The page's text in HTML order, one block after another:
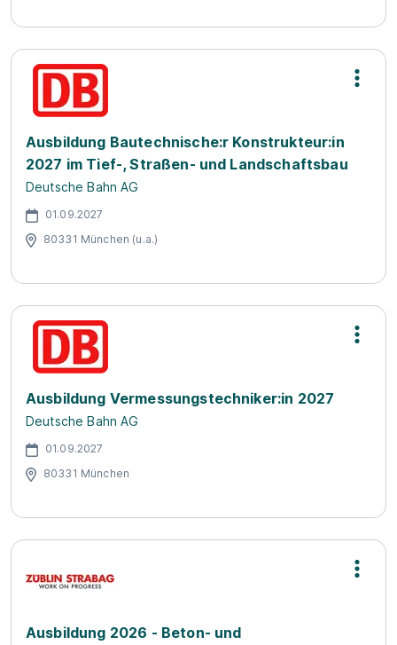
Ausbildung Bautechnische:r Konstrukteur:in
2027 im Tief-, Straßen- und Landschaftsbau
Deutsche Bahn AG
01.09.2027
80331 München (u.a.)
Ausbildung Vermessungstechniker:in 2027
Deutsche Bahn AG
01.09.2027
80331 München
Ausbildung 2026 - Beton- und